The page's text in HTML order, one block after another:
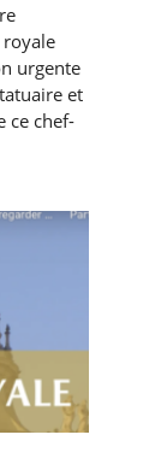
royale
urgente
et
ce chef-